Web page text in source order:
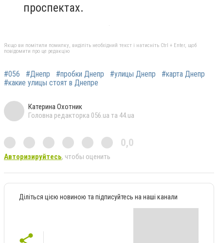
проспектах.
Якщо ви помітили помилку, виділіть необхідний текст і натисніть Ctrl + Enter, щоб
повідомити про це редакцію
#056 #Днепр #пробки Днепр #улицы Днепр
#карта Днепр
#какие улицы стоят в Днепре
Катерина Охотник
Головна редакторка 056.ua та 44.ua
0,0
Авторизируйтесь, чтобы оценить
Діліться цією новиною та підписуйтесь на наші канали